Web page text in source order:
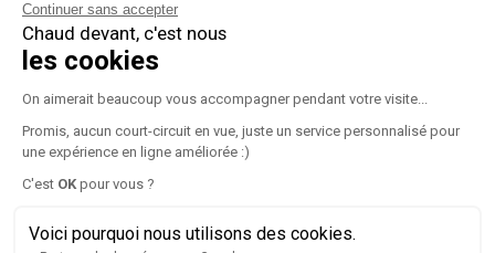
Continuer sans accepter
Chaud devant, c'est nous
les cookies
Plateforme de Gestion du
On aimerait beaucoup vous accompagner pendant votre visite...
Promis, aucun court-circuit en vue, juste un service personnalisé pour
une expérience en ligne améliorée :)
C'est OK pour vous ?
Voici pourquoi nous utilisons des cookies.
Gtin/ean :
Déviation :
Pays d'origine : ES
Unité de contenu :